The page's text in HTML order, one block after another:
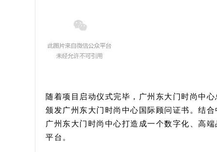
随着项目启动仪式完毕，广州东大门时尚中
颁发广州东大门时尚中心国际顾问证书。结
广州东大门时尚中心打造成一个数字化、高
平台。